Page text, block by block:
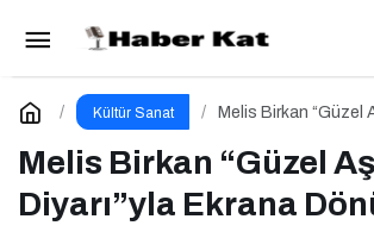
Kültür Sanat
Melis Birkan “Güzel
Melis Birkan “Güzel
Diyarı”yla Ekrana
Melis Birkan “Güzel Aşklar
Dönüyor
Yorum Yap